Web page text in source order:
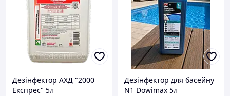
Дезінфектор АХД "2000
Експрес" 5л
Дезінфектор для басейну
N1 Dowimax 5л